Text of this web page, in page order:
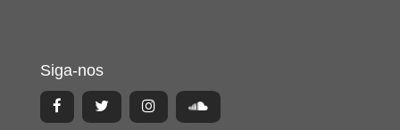
Siga-nos